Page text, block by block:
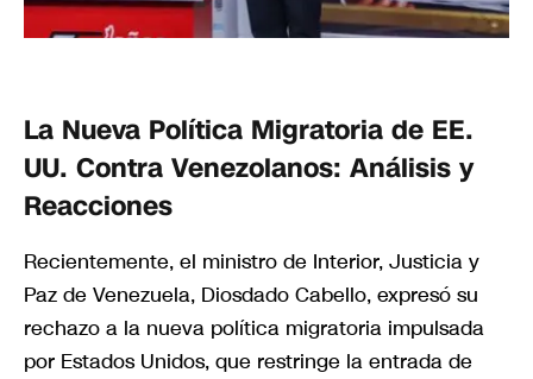
La Nueva Política Migratoria de EE.
UU. Contra Venezolanos: Análisis y
Reacciones
Recientemente, el ministro de Interior, Justicia y
Paz de Venezuela, Diosdado Cabello, expresó su
rechazo a la nueva política migratoria impulsada
por Estados Unidos, que restringe la entrada de